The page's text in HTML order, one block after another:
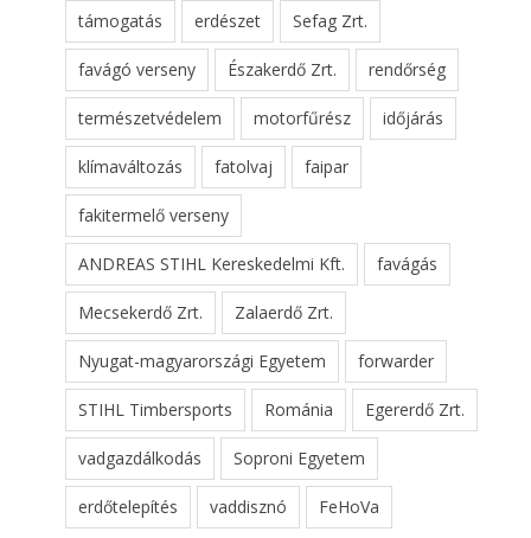
támogatás erdészet Sefag Zrt.
favágó verseny Északerdő Zrt. rendőrség
természetvédelem motorfűrész időjárás
klímaváltozás fatolvaj faipar
fakitermelő verseny
ANDREAS STIHL Kereskedelmi Kft. favágás
Mecsekerdő Zrt. Zalaerdő Zrt.
Nyugat-magyarországi Egyetem forwarder
STIHL Timbersports Románia Egererdő Zrt.
vadgazdálkodás Soproni Egyetem
erdőtelepítés vaddisznó FeHoVa